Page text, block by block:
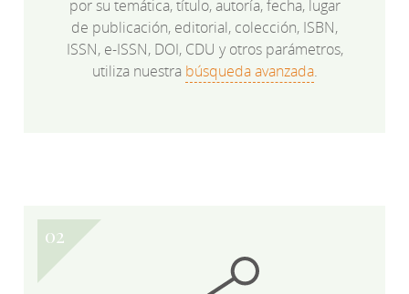
por su temática, título, autoría, fecha, lugar
de publicación, editorial, colección, ISBN,
ISSN, e-ISSN, DOI, CDU y otros parámetros,
utiliza nuestra búsqueda avanzada.